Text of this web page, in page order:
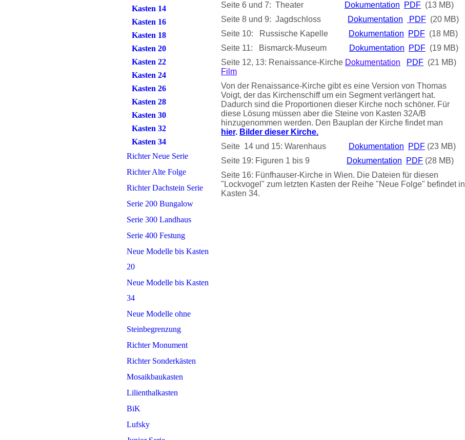
Kasten 14
Kasten 16
Kasten 18
Kasten 20
Kasten 22
Kasten 24
Kasten 26
Kasten 28
Kasten 30
Kasten 32
Kasten 34
Richter Neue Serie
Richter Alte Folge
Richter Dachstein Serie
Serie 200 Bungalow
Serie 300 Landhaus
Serie 400 Festung
Neue Modelle bis Kasten
20
Neue Modelle bis Kasten
34
Neue Modelle ohne
Steinbegrenzung
Richter Monument
Richter Sonderkästen
Mosaikbaukasten
Lilienthalkasten
BiK
Lufsky
Seite 6 und 7: Theater
Dokumentation PDF (13 MB)
Seite 8 und 9: Jagdschloss
Dokumentation PDF (20 MB)
Seite 10: Russische Kapelle
Dokumentation PDF (18 MB)
Seite 11: Bismarck-Museum
Dokumentation PDF (19 MB)
Seite 12, 13: Renaissance-Kirche Dokumentation PDF (21 MB)
Film
Von der Renaissance-Kirche gibt es eine Version von Thomas
Voigt, der das Kirchenschiff um ein Segment verlängert hat.
Dadurch sind die Proportionen dieser Kirche noch schöner. Für
diese Lösung müssen aber die Steine von Kasten 32A/B
hinzugenommen werden. Den Bauplan der Kirche findet man
hier. Bilder dieser Kirche.
Seite 14 und 15: Warenhaus
Dokumentation PDF (23 MB)
Seite 19: Figuren 1 bis 9
Dokumentation PDF (28 MB)
Seite 16: Fünfhauser-Kirche in Wien. Die Dateien für diesen
"Lockvogel" zum letzten Kasten der Reihe "Neue Folge" befindet in
Kasten 34.